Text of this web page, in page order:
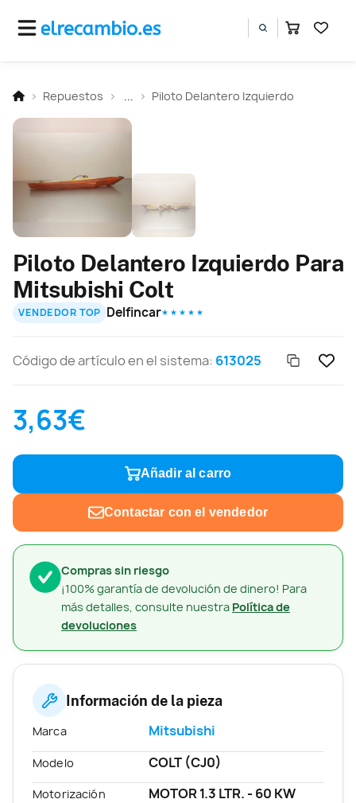
Repuestos Piloto Delantero Izquierdo
Compras sin riesgo
¡100% garantía de devolución de dinero! Para
más detalles, consulte nuestra Política de
devoluciones
Piloto Delantero Izquierdo Para
Mitsubishi Colt
VENDEDOR TOP Delfincar★ ★ ★ ★ ★
Código de artículo en el sistema: 613025
3,63€
Añadir al carro
Contactar con el vendedor
Información de la pieza
Marca Mitsubishi
Modelo COLT (CJ0)
Motorización
MOTOR 1.3 LTR. - 60 KW